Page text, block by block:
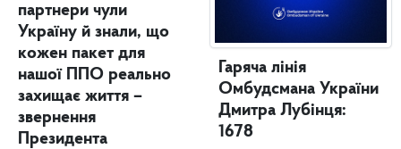
партнери чули
Україну й знали, що
кожен пакет для
нашої ППО реально
захищає життя –
звернення
Президента
Гаряча лінія
Омбудсмана України
Дмитра Лубінця:
1678